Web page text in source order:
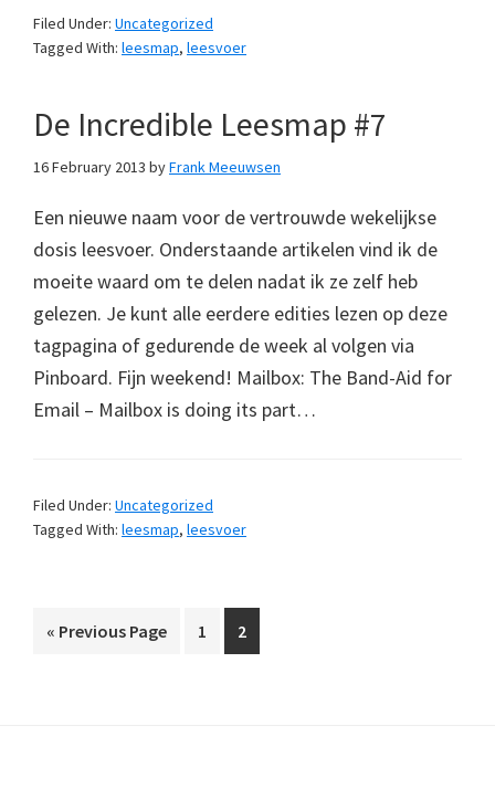
Filed Under: Uncategorized
Tagged With: leesmap, leesvoer
De Incredible Leesmap #7
16 February 2013 byFrank Meeuwsen
Een nieuwe naam voor de vertrouwde wekelijkse
dosis leesvoer. Onderstaande artikelen vind ik de
moeite waard om te delen nadat ik ze zelf heb
gelezen. Je kunt alle eerdere edities lezen op deze
tagpagina of gedurende de week al volgen via
Pinboard. Fijn weekend! Mailbox: The Band-Aid for
Email – Mailbox is doing its part…
Filed Under: Uncategorized
Tagged With: leesmap, leesvoer
« Go
Previous Page Page
1 Page
2